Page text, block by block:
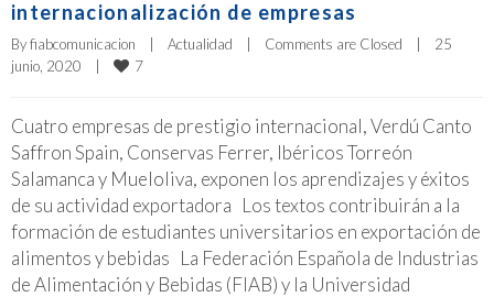
internacionalización de empresas
By fiabcomunicacion Actualidad Comments are Closed
25
junio, 2020
7
Cuatro empresas de prestigio internacional, Verdú Canto
Saffron Spain, Conservas Ferrer, Ibéricos Torreón
Salamanca y Mueloliva, exponen los aprendizajes y éxitos
de su actividad exportadora Los textos contribuirán a la
formación de estudiantes universitarios en exportación de
alimentos y bebidas La Federación Española de Industrias
de Alimentación y Bebidas (FIAB) y la Universidad